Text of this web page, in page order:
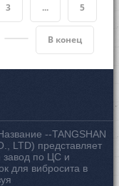
3 ... 5
В конец
--TANGSHAN
LTD) представляет
завод по ЦС и
для вибросита в